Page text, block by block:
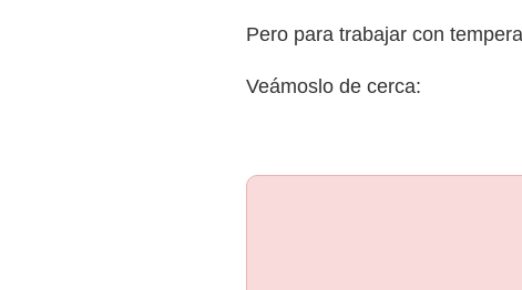
Pero para trabajar con
Veámoslo de cerca: